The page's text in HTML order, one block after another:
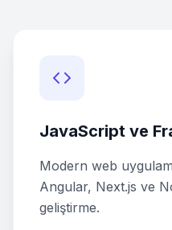
JavaScript ve
Modern web
Angular, Next.js ve
geliştirme.